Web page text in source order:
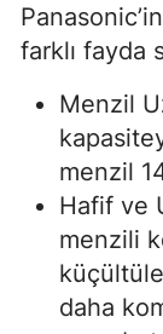
farklı fayda
Menzil
menzil
Hafif ve
menzili
daha